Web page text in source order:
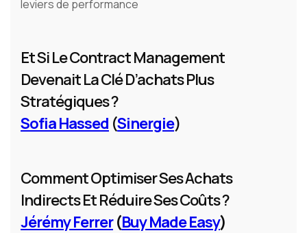
leviers de performance
Et Si Le Contract Management
Devenait La Clé D’achats Plus
Stratégiques ?
Sofia Hassed (Sinergie)
Comment Optimiser Ses Achats
Indirects Et Réduire Ses Coûts ?
Jérémy Ferrer(Buy Made Easy)